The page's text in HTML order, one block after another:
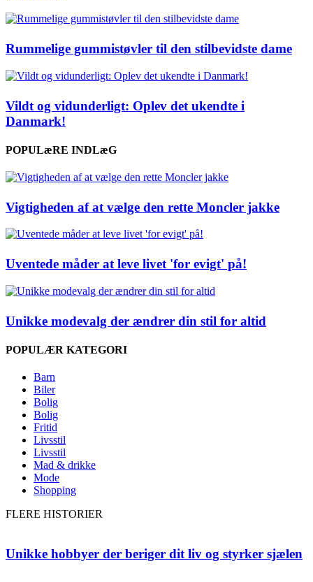
Rummelige gummistøvler til den stilbevidste dame
Vildt og vidunderligt: Oplev det ukendte i
Danmark!
POPULæRE INDLæG
Vigtigheden af at vælge den rette Moncler jakke
Uventede måder at leve livet 'for evigt' på!
Unikke modevalg der ændrer din stil for altid
POPULÆR KATEGORI
Barn
Biler
Bolig
Bolig
Fritid
Livsstil
Livsstil
Mad & drikke
Mode
Shopping
FLERE HISTORIER
Unikke hobbyer der beriger dit liv og styrker sjælen